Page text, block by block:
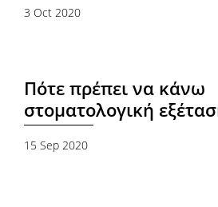
3 Oct 2020
Πότε πρέπει να κάνω
στοματολογική
15 Sep 2020